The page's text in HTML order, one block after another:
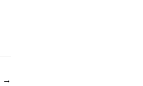
→